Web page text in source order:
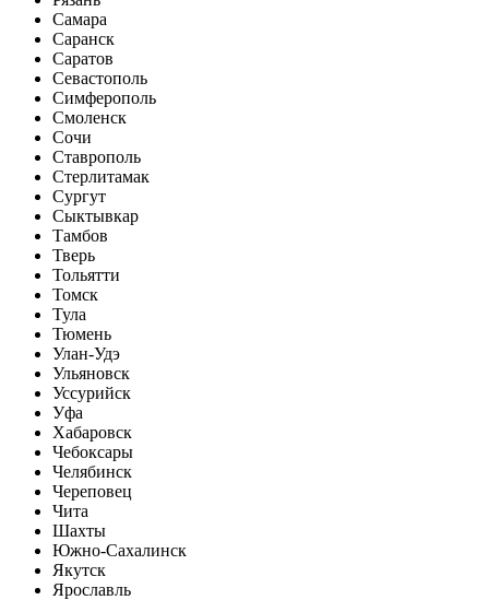
Самара
Саранск
Саратов
Севастополь
Симферополь
Смоленск
Сочи
Ставрополь
Стерлитамак
Сургут
Сыктывкар
Тамбов
Тверь
Тольятти
Томск
Тула
Тюмень
Улан-Удэ
Ульяновск
Уссурийск
Уфа
Хабаровск
Чебоксары
Челябинск
Череповец
Чита
Шахты
Южно-Сахалинск
Якутск
Ярославль